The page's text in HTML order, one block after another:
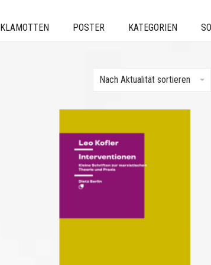
KLAMOTTEN POSTER KATEGORIEN
Nach Aktualität sortieren